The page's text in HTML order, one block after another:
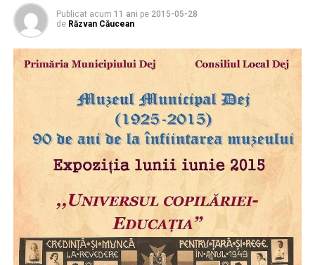
Publicat acum 11 ani pe 2015-05-28
de Răzvan Căucean